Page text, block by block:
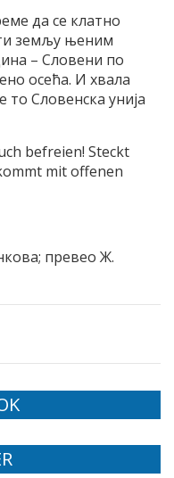
да се клатно
земљу њеним
– Словени по
осећа. И хвала
то Словенска унија
befreien! Steckt
mit offenen
превео Ж.